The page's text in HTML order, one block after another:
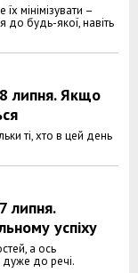
мінімізувати –
до будь-якої, навіть
липня. Якщо
ті, хто в цей день
липня.
успіху
а ось
дуже до речі.